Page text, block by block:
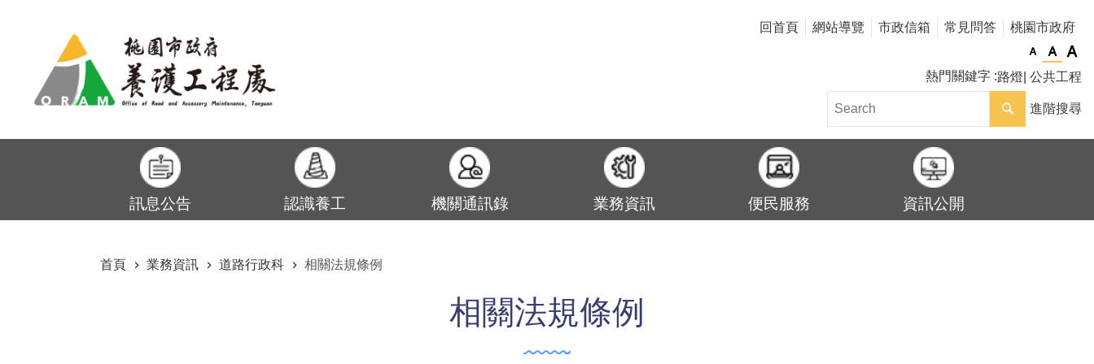
回首頁
網站導覽 市政信箱 常見問答 桃園市政府
熱門關鍵字 路燈 公共工程
進階搜尋
訊息公告 認識養工 機關通訊錄 業務資訊 便民服務 資訊公開
首頁
業務資訊 道路行政科 相關法規條例
相關法規條例